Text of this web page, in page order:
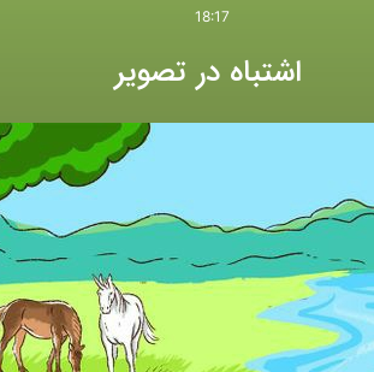
18:17
اشتباه در تصویر